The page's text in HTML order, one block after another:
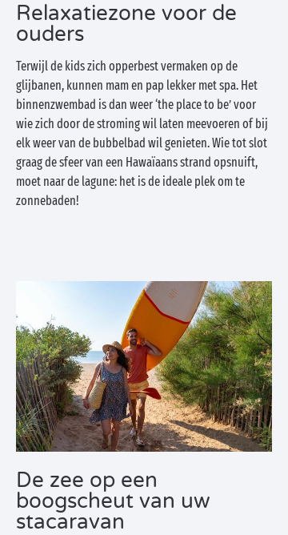
Relaxatiezone voor de
ouders
Terwijl de kids zich opperbest vermaken op de
glijbanen, kunnen mam en pap lekker met spa. Het
binnenzwembad is dan weer ‘the place to be’ voor
wie zich door de stroming wil laten meevoeren of bij
elk weer van de bubbelbad wil genieten. Wie tot slot
graag de sfeer van een Hawaïaans strand opsnuift,
moet naar de lagune: het is de ideale plek om te
zonnebaden!
De zee op een
boogscheut van uw
stacaravan